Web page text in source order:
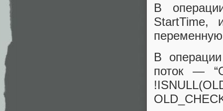
В
StartTime,
В
поток —